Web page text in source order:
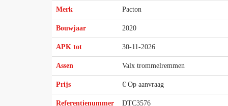
Merk Pacton
Bouwjaar 2020
APK tot 30-11-2026
Assen Valx trommelremmen
Prijs € Op aanvraag
Referentienummer DTC3576